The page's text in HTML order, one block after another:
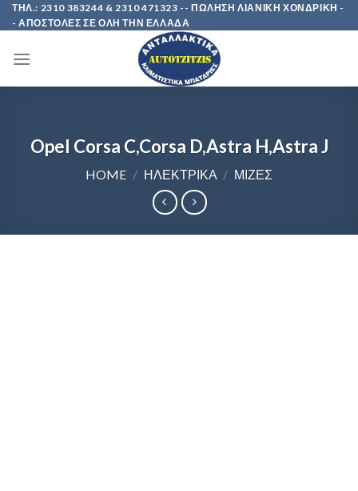
Skip
to
ΤΗΛ.: 2310 383244 & 2310 471323 -- ΠΩΛΗΣΗ ΛΙΑΝΙΚΗ ΧΟΝΔΡΙΚΗ -
- ΑΠΟΣΤΟΛΕΣ ΣΕ ΟΛΗ ΤΗΝ ΕΛΛΑΔΑ
Opel Corsa C,Corsa D,Astra H,Astra J
HOME / ΗΛΕΚΤΡΙΚΑ / ΜΙΖΕΣ